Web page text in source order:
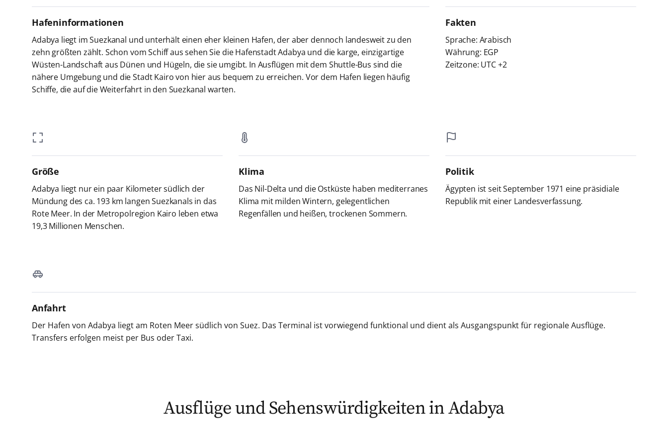
Hafeninformationen
Adabya liegt im Suezkanal und unterhält einen eher kleinen Hafen, der aber dennoch landesweit zu den
zehn größten zählt. Schon vom Schiff aus sehen Sie die Hafenstadt Adabya und die karge, einzigartige
Wüsten-Landschaft aus Dünen und Hügeln, die sie umgibt. In Ausflügen mit dem Shuttle-Bus sind die
nähere Umgebung und die Stadt Kairo von hier aus bequem zu erreichen. Vor dem Hafen liegen häufig
Schiffe, die auf die Weiterfahrt in den Suezkanal warten.
Fakten
Sprache: Arabisch
Währung: EGP
Zeitzone: UTC +2
Größe
Adabya liegt nur ein paar Kilometer südlich der
Mündung des ca. 193 km langen Suezkanals in das
Rote Meer. In der Metropolregion Kairo leben etwa
19,3 Millionen Menschen.
Klima
Das Nil-Delta und die Ostküste haben mediterranes
Klima mit milden Wintern, gelegentlichen
Regenfällen und heißen, trockenen Sommern.
Politik
Ägypten ist seit September 1971 eine präsidiale
Republik mit einer Landesverfassung.
Anfahrt
Der Hafen von Adabya liegt am Roten Meer südlich von Suez. Das Terminal ist vorwiegend funktional und dient als Ausgangspunkt für regionale Ausflüge.
Transfers erfolgen meist per Bus oder Taxi.
Ausflüge und Sehenswürdigkeiten in Adabya